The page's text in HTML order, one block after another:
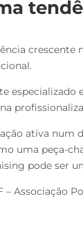
ativa num
uma peça-
pode ser
– Associação